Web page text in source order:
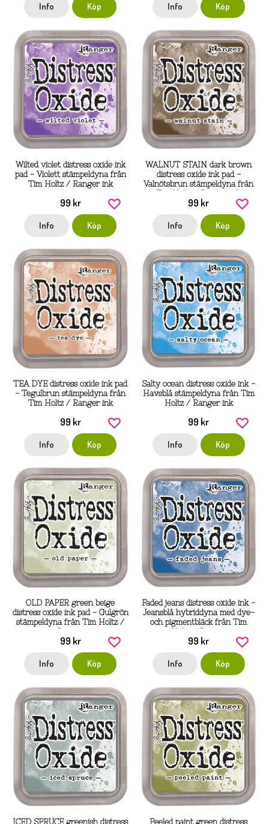
Info Köp Info Köp
Wilted violet distress oxide ink
pad - Violett stämpeldyna från
Tim Holtz / Ranger ink
99 kr
Info Köp
WALNUT STAIN dark brown
distress oxide ink pad -
Valnötsbrun stämpeldyna från
99 kr
Info Köp
TEA DYE distress oxide ink pad
- Tegulbrun stämpeldyna från
Tim Holtz / Ranger ink
99 kr
Info Köp
Salty ocean distress oxide ink -
Havsblå stämpeldyna från Tim
Holtz / Ranger ink
99 kr
Info Köp
OLD PAPER green beige
distress oxide ink pad - Gulgrön
stämpeldyna från Tim Holtz /
99 kr
Info Köp
Faded jeans distress oxide ink -
Jeansblå hybriddyna med dye-
och pigmentbläck från Tim
99 kr
Info Köp
ICED SPRUCE greenish distress Peeled paint green distress